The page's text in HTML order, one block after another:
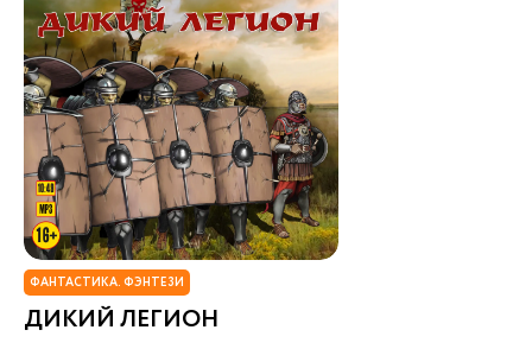
ФАНТАСТИКА. ФЭНТЕЗИ
ДИКИЙ ЛЕГИОН